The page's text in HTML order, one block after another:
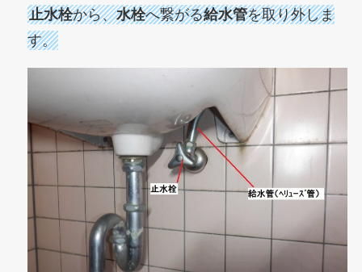
止水栓から、水栓へ繋がる給水管を取り外しま
す。